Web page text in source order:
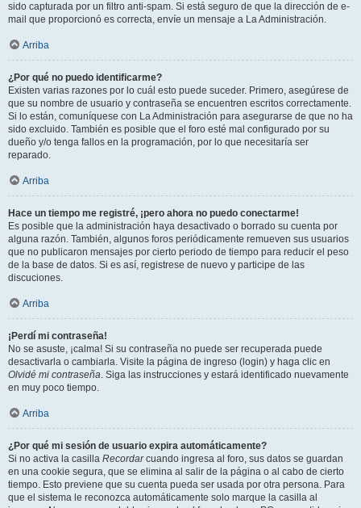
sido capturada por un filtro anti-spam. Si está seguro de que la dirección de e-
mail que proporcionó es correcta, envíe un mensaje a La Administración.
Arriba
¿Por qué no puedo identificarme?
Existen varias razones por lo cuál esto puede suceder. Primero, asegúrese de
que su nombre de usuario y contraseña se encuentren escritos correctamente.
Si lo están, comuníquese con La Administración para asegurarse de que no ha
sido excluido. También es posible que el foro esté mal configurado por su
dueño y/o tenga fallos en la programación, por lo que necesitaría ser
reparado.
Arriba
Hace un tiempo me registré, ¡pero ahora no puedo conectarme!
Es posible que la administración haya desactivado o borrado su cuenta por
alguna razón. También, algunos foros periódicamente remueven sus usuarios
que no publicaron mensajes por cierto periodo de tiempo para reducir el peso
de la base de datos. Si es así, registrese de nuevo y participe de las
discuciones.
Arriba
¡Perdí mi contraseña!
No se asuste, ¡calma! Si su contraseña no puede ser recuperada puede
desactivarla o cambiarla. Visite la página de ingreso (login) y haga clic en
Olvidé mi contraseña. Siga las instrucciones y estará identificado nuevamente
en muy poco tiempo.
Arriba
¿Por qué mi sesión de usuario expira automáticamente?
Si no activa la casilla Recordarcuando ingresa al foro, sus datos se guardan
en una cookie segura, que se elimina al salir de la página o al cabo de cierto
tiempo. Esto previene que su cuenta pueda ser usada por otra persona. Para
que el sistema le reconozca automáticamente solo marque la casilla al